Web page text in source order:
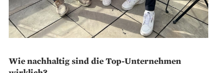
Wie nachhaltig sind die Top-Unternehmen